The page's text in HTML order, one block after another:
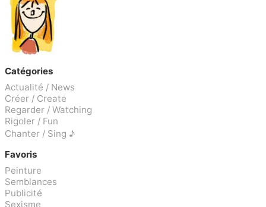
Catégories
Actualité / News
Créer / Create
Regarder / Watching
Rigoler / Fun
Chanter / Sing ♪
Favoris
Peinture
Semblances
Publicité
Sexisme